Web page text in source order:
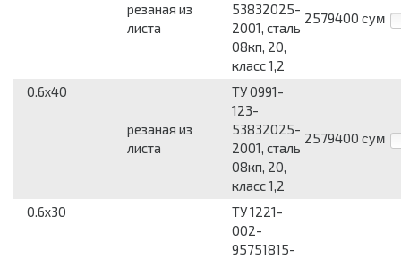
резаная из
листа
53832025-
2001, сталь
08кп, 20,
класс 1,2
2579400 сум
0.6x40
резаная из
листа
ТУ 0991-
123-
53832025-
2001, сталь
08кп, 20,
класс 1,2
2579400 сум
0.6x30
ТУ 1221-
002-
95751815-